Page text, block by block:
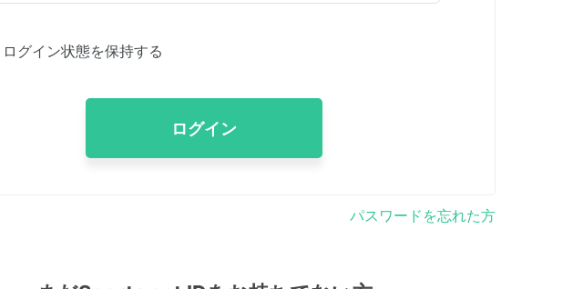
ログイン状態を保持する
ログイン
パスワードを忘れた方